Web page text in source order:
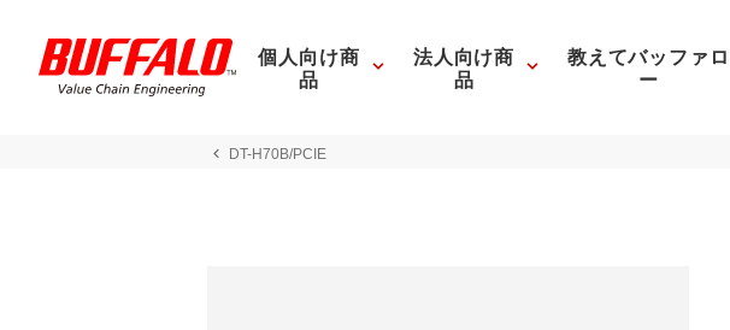
個人向け商
品
法人向け商
品
教えてバッファロ
ー
DT-H70B/PCIE